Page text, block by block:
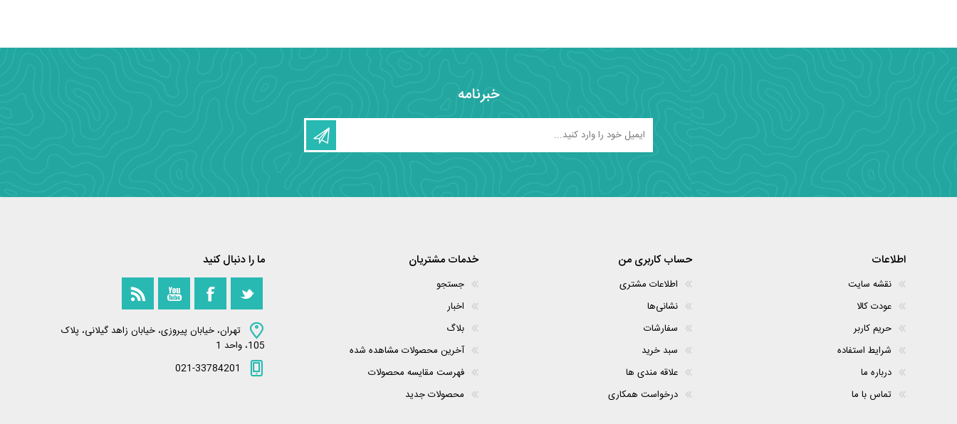
خبرنامه
اطلاعات
نقشه سایت
عودت کالا
حریم کاربر
شرایط استفاده
درباره ما
تماس با ما
حساب کاربری من
اطلاعات مشتری
نشانی‌ها
سفارشات
سبد خرید
علاقه مندی ها
درخواست همکاری
خدمات مشتریان
جستجو
اخبار
بلاگ
آخرین محصولات مشاهده شده
فهرست مقایسه محصولات
محصولات جدید
ما را دنبال کنید
تهران، خیابان پیروزی، خیابان زاهد گیلانی، پلاک
105، واحد 1
021-33784201